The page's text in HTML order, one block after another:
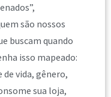
são nossos
buscam quando
isso mapeado:
vida, gênero,
sua loja,